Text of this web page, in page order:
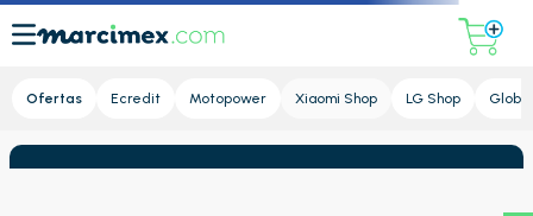
Ofertas Ecredit Motopower Xiaomi Shop LG Shop Global